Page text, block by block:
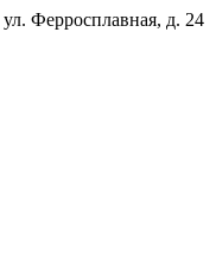
ул. Ферросплавная, д. 24